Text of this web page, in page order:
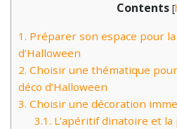
Contents [
1. Préparer son espace pour
d’Halloween
2. Choisir une thématique
déco d’Halloween
3. Choisir une décoration
3.1. L’apéritif dinatoire et la